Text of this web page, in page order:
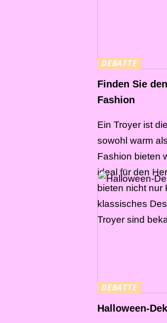
DEBATTE
Finden Sie
Fashion
Ein Troyer ist
sowohl warm
Fashion bieten
ideal für den
bieten nicht nur
klassisches
Troyer sind
DEBATTE
Halloween-